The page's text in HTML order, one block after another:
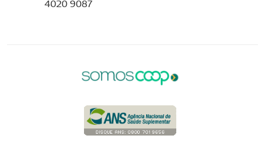
4020 9087